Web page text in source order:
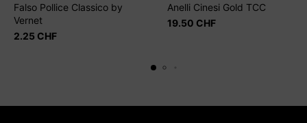
Falso Pollice Classico by
Vernet
2.25 CHF
Anelli Cinesi Gold TCC
19.50 CHF